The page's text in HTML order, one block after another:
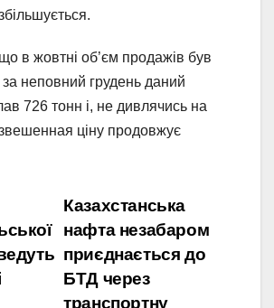
в жовтні об’єм продажів був
неповний грудень даний
726 тонн і, не дивлячись на
ціну продовжує
Казахстанська
нафта незабаром
приєднається до
БТД через
транспортну